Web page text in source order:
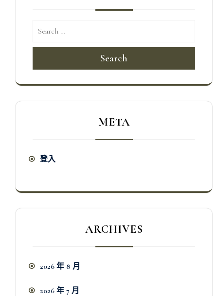
Search
META
登入
ARCHIVES
2026 年 8 月
2026 年 7 月